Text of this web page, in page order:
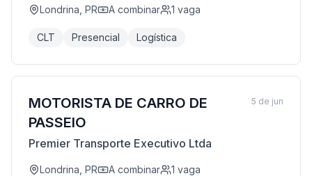
Londrina, PR A combinar 1 vaga
CLT Presencial Logística
MOTORISTA DE CARRO DE
PASSEIO
Premier Transporte Executivo Ltda
Londrina, PR A combinar 1 vaga
5 de jun